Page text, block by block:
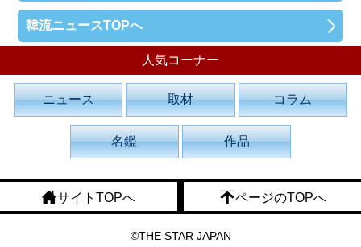
韓流ニュースTOPへ
人気コーナー
ニュース 取材 コラム
名鑑 作品
サイトTOPへ ページのTOPへ
©THE STAR JAPAN